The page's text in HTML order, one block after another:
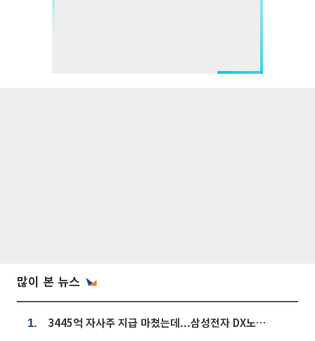
많이 본 뉴스
1. 3445억 자사주 지급 마쳤는데...삼성전자 DX노조, 뒤늦은 '떼쓰기 집회'